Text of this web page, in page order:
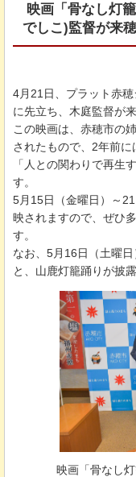
映画「骨なし灯
でしこ)監督が来
4月21日、プラット赤
に先立ち、木庭監督が
この映画は、赤穂市の
されたもので、2年前
「人との関わりで再生
す。
5月15日（金曜日）～
映されますので、ぜひ
す。
なお、5月16日（土曜
と、山鹿灯籠踊りが披露
映画「骨なし